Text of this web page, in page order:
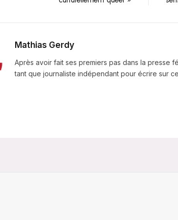
Mathias Gerdy
Après avoir fait ses premiers pas dans la presse
tant que journaliste indépendant pour écrire sur